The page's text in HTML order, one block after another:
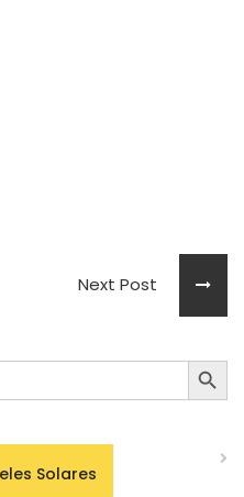
Next Post
Search Button
Solares